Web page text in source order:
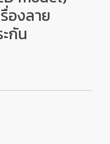
องลาย
กัน